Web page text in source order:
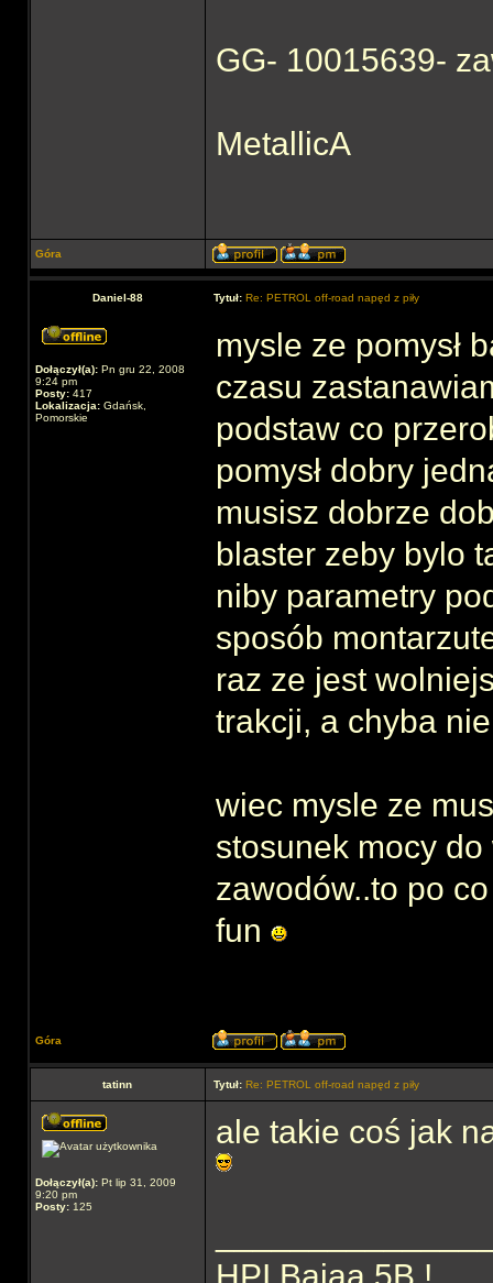
GG- 10015639-
MetallicA
Góra
Daniel-88 Tytuł: Re: PETROL off-road napęd z piły
Dołączył(a): Pn gru 22, 2008
9:24 pm
Posty: 417
Lokalizacja: Gdańsk,
Pomorskie
mysle ze pomysł
czasu
podstaw co
pomysł dobry
musisz dobrze
blaster zeby bylo
niby parametry
sposób
raz ze jest
trakcji, a chyba
wiec mysle ze
stosunek mocy
zawodów..to po
fun
Góra
tatinn Tytuł: Re: PETROL off-road napęd z piły
Dołączył(a): Pt lip 31, 2009
9:20 pm
Posty: 125
ale takie coś jak